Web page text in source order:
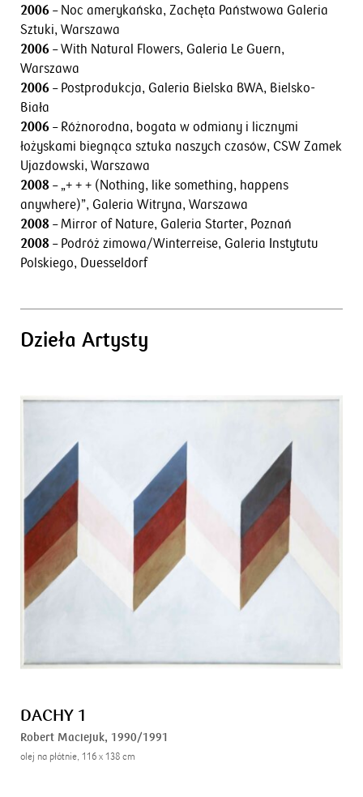
2006– Noc amerykańska, Zachęta Państwowa Galeria
Sztuki, Warszawa
2006– With Natural Flowers, Galeria Le Guern,
Warszawa
2006– Postprodukcja, Galeria Bielska BWA, Bielsko-
Biała
2006– Różnorodna, bogata w odmiany i licznymi
łożyskami biegnąca sztuka naszych czasów, CSW Zamek
Ujazdowski, Warszawa
2008 – „+ + + (Nothing, like something, happens
anywhere)”, Galeria Witryna, Warszawa
2008 – Mirror of Nature, Galeria Starter, Poznań
2008 – Podróż zimowa/Winterreise, Galeria Instytutu
Polskiego, Duesseldorf
Dzieła Artysty
DACHY 1
Robert Maciejuk, 1990/1991
olej na płótnie, 116 x 138 cm